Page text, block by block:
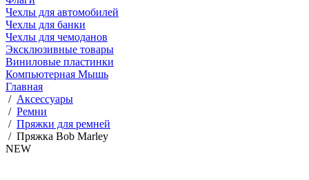
Чехлы для автомобилей
Чехлы для банки
Чехлы для чемоданов
Эксклюзивные товары
Виниловые пластинки
Компьютерная Мышь
Главная
/ Аксессуары
/ Ремни
/ Пряжки для ремней
/ Пряжка Bob Marley
NEW